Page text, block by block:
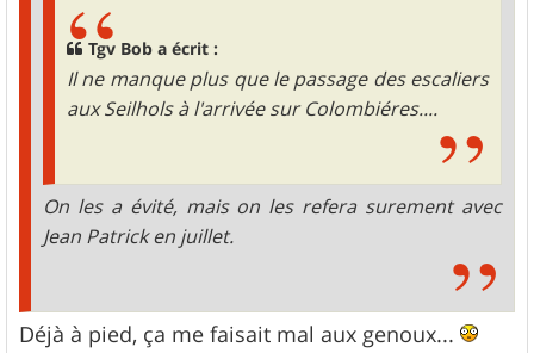
Tgv Bob a écrit :
Il ne manque plus que le passage des escaliers
aux Seilhols à l'arrivée sur Colombiéres....
On les a évité, mais on les refera surement avec
Jean Patrick en juillet.
Déjà à pied, ça me faisait mal aux genoux...